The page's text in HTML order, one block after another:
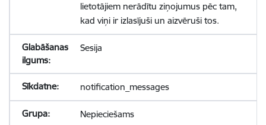
lietotājiem nerādītu ziņojumus pēc tam,
kad viņi ir izlasījuši un aizvēruši tos.
Sesija
notification_messages
Nepieciešams